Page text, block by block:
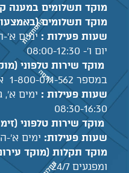
מוקד תשלומים במענה
מוקד תשלומים
שעות פעילות :
יום ו'- 08:00-12:30
מוקד שירות טלפוני
במספר 1-800-071-562 או בחיוג מקוצר *6512
שעות פעילות :
08:30-16:30
מוקד שירות טלפוני
שעות פעילות: ימים א'-ה' 08:30-
מוקד תקלות (מוקד
ומפגעים 24/7